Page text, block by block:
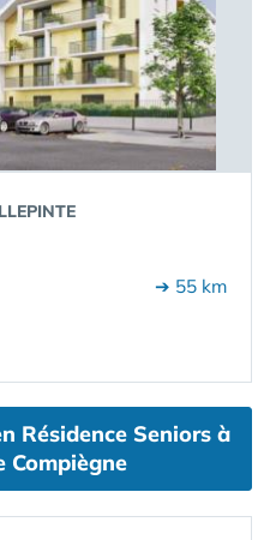
➔ 55 km
Résidence Seniors à
Compiègne